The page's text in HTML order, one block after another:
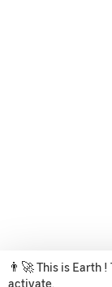
👨‍🚀 This is Earth
activate.